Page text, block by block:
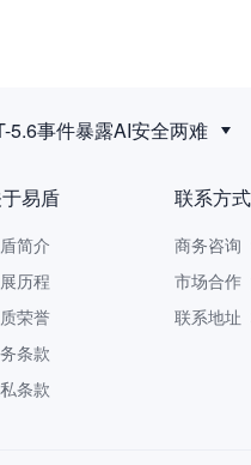
5.6事件暴露AI安全两难
易盾
简介
历程
荣誉
条款
条款
联系方式
商务咨询
市场合作
联系地址